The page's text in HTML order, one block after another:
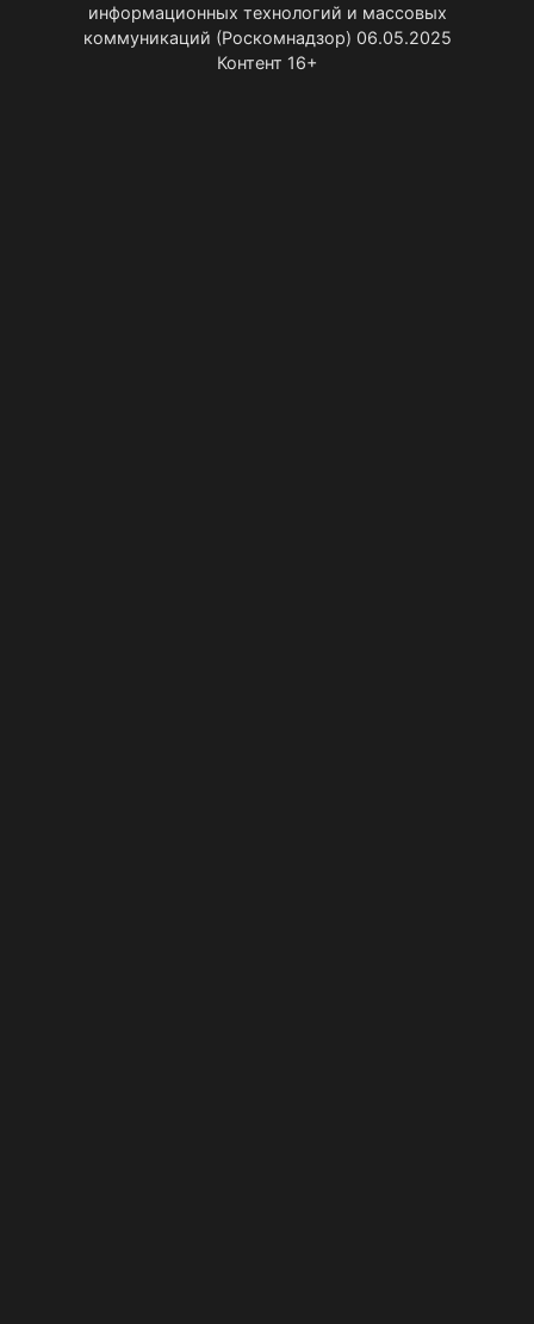
информационных технологий и массовых
коммуникаций (Роскомнадзор) 06.05.2025
Контент 16+